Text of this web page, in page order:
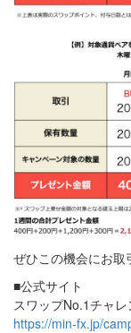
ぜひこの機会にお取
■公式サイト
スワップNo.1チャ
https://min-fx.jp/